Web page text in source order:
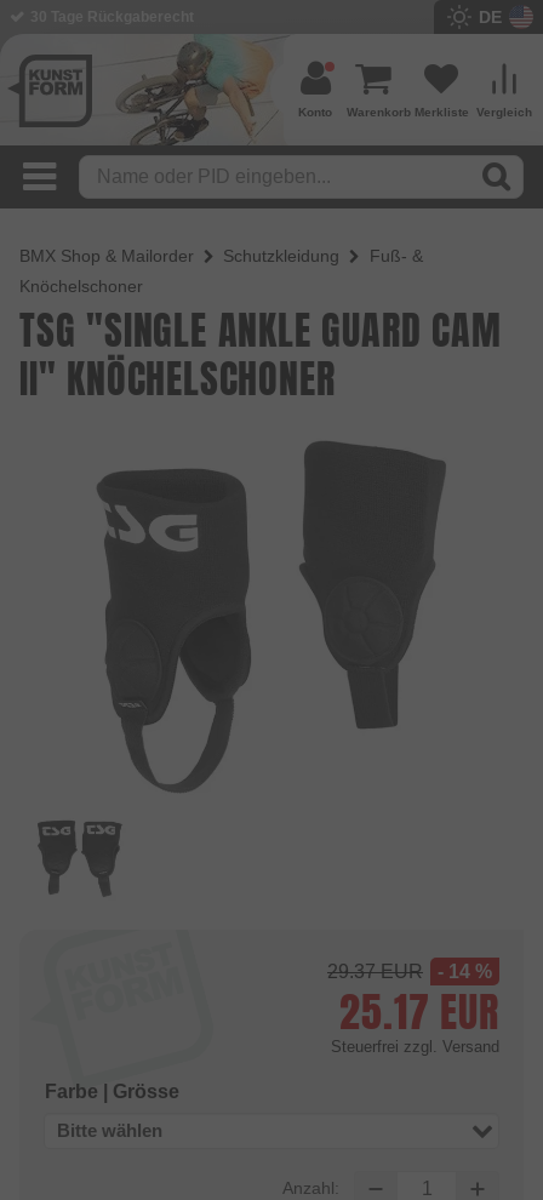
DE
Vergleich
Merkliste
Warenkorb
Konto
BMX Shop & Mailorder Schutzkleidung
Fuß- &
Knöchelschoner
TSG "SINGLE ANKLE GUARD CAM
II" KNÖCHELSCHONER
29.37EUR - 14 %
25.17 EUR
Steuerfrei zzgl. Versand
Farbe | Grösse
Bitte wählen
Anzahl: